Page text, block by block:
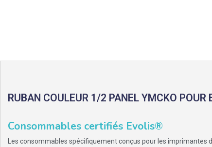
RUBAN COULEUR 1/2 PANEL YMCKO
Consommables certifiés Evolis®
Les consommables spécifiquement conçus pour les